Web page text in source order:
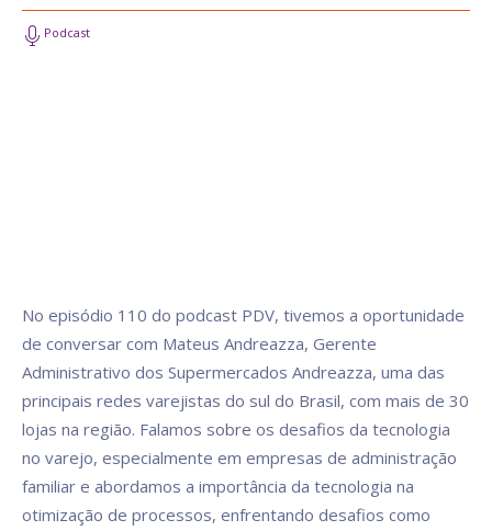
Podcast
No episódio 110 do podcast PDV, tivemos a oportunidade
de conversar com Mateus Andreazza, Gerente
Administrativo dos Supermercados Andreazza, uma das
principais redes varejistas do sul do Brasil, com mais de 30
lojas na região. Falamos sobre os desafios da tecnologia
no varejo, especialmente em empresas de administração
familiar e abordamos a importância da tecnologia na
otimização de processos, enfrentando desafios como